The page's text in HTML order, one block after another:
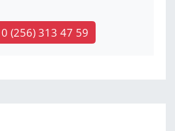
0 (256) 313 47 59